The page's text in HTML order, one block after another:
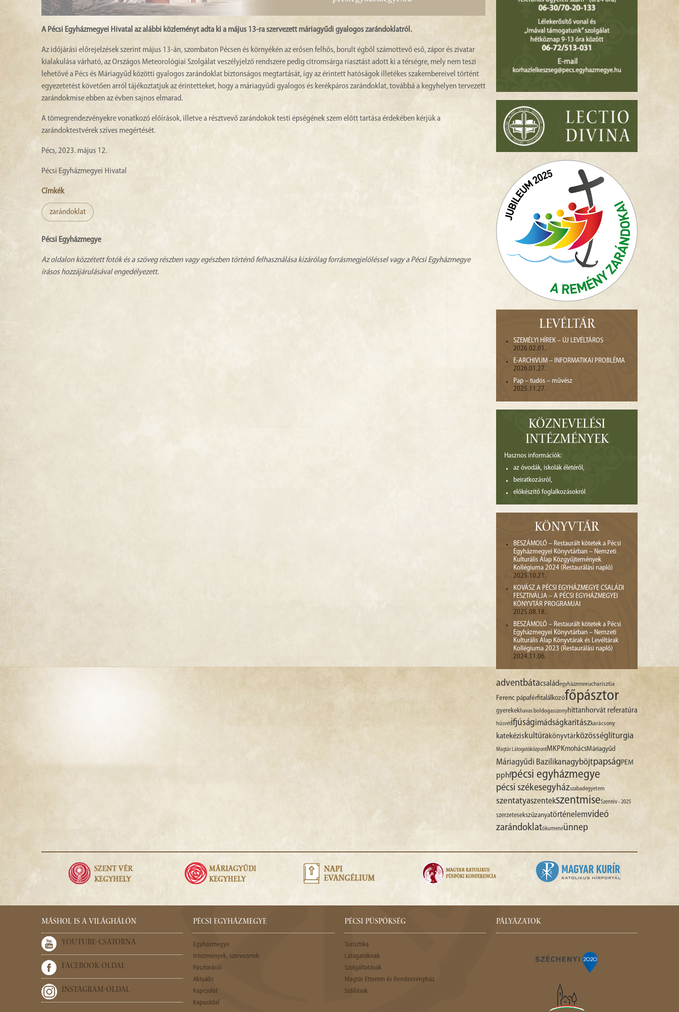
A Pécsi Egyházmegyei Hivatal az alábbi közleményt adta ki a május 13-ra szervezett máriagyűdi gyalogos zarándoklatról.
Az időjárási előrejelzések szerint május 13-án, szombaton Pécsen és környékén az erősen felhős, borult égből számottevő eső, zápor és zivatar
kialakulása várható, az Országos Meteorológiai Szolgálat veszélyjelző rendszere pedig citromsárga riasztást adott ki a térségre, mely nem teszi
lehetővé a Pécs és Máriagyűd közötti gyalogos zarándoklat biztonságos megtartását, így az érintett hatóságok illetékes szakembereivel történt
egyezetetést követően arról tájékoztatjuk az érintetteket, hogy a máriagyűdi gyalogos és kerékpáros zarándoklat, továbbá a kegyhelyen tervezett
zarándokmise ebben az évben sajnos elmarad.
A tömegrendezvényekre vonatkozó előírások, illetve a résztvevő zarándokok testi épségének szem előtt tartása érdekében kérjük a
zarándoktestvérek szíves megértését.
Pécs, 2023. május 12.
Pécsi Egyházmegyei Hivatal
Címkék
zarándoklat
Pécsi Egyházmegye
Az oldalon közzétett fotók és a szöveg részben vagy egészben történő felhasználása kizárólag forrásmegjelöléssel vagy a Pécsi Egyházmegye
írásos hozzájárulásával engedélyezett.
LEVÉLTÁR
SZEMÉLYI HÍREK – ÚJ LEVÉLTÁROS
2026.02.01.
E-ARCHIVUM – INFORMATIKAI PROBLÉMA
2026.01.27.
Pap – tudós – művész
2025.11.27.
KÖZNEVELÉSI
INTÉZMÉNYEK
Hasznos információk:
az óvodák, iskolák életéről,
beiratkozásról,
előkészítő foglalkozásokról
KÖNYVTÁR
BESZÁMOLÓ – Restaurált kötetek a Pécsi
Egyházmegyei Könyvtárban – Nemzeti
Kulturális Alap Közgyűjtemények
Kollégiuma 2024 (Restaurálási napló)
2025.10.21.
KOVÁSZ A PÉCSI EGYHÁZMEGYE CSALÁDI
FESZTIVÁLJA – A PÉCSI EGYHÁZMEGYEI
KÖNYVTÁR PROGRAMJAI
2025.08.18.
BESZÁMOLÓ – Restaurált kötetek a Pécsi
Egyházmegyei Könyvtárban – Nemzeti
Kulturális Alap Könyvtárak és Levéltárak
Kollégiuma 2023 (Restaurálási napló)
2024.11.06.
adventbátacsaládegyházzeneeucharisztia
Ferenc pápaférfitalálkozófőpásztor
gyerekekhavas boldogasszonyhittanhorvát referatúra
húsvétifjúságimádságkaritászkarácsony
katekéziskultúra könyvtárközösségliturgia
Magtár LátogatóközpontMKPKmohácsMáriagyűd
Máriagyűdi Bazilikanagyböjtpapság PEM
pphfpécsi egyházmegye
pécsi székesegyházszabadegyetem
szentatyaszentekszentmiseSzentév - 2025
szerzetesekszűzanyatörténelemvideó
zarándoklatökumenéünnep
MÁSHOL IS A VILÁGHÁLÓN
YOUTUBE-CSATORNA
FACEBOOK-OLDAL
INSTAGRAM-OLDAL
PÉCSI EGYHÁZMEGYE
Egyházmegye
Intézmények, szervezetek
Pasztoráció
Aktuális
Kapcsolat
Kapuoldal
PÉCSI PÜSPÖKSÉG
Turisztika
Látogatóknak
Szolgáltatások
Magtár Étterem és Rendezvényház
Szállások
PÁLYÁZATOK